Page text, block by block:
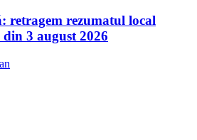
retragem rezumatul local
3 august 2026